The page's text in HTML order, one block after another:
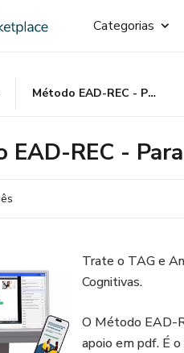
Categorias
Método EAD-REC - Para Psicólogos e Terapeutas
EAD-REC -
Trate o TAG e
Cognitivas.
O Método EAD-
apoio em pdf. É